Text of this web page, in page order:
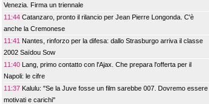
Venezia. Firma un triennale
11:44 Catanzaro, pronto il rilancio per Jean Pierre Longonda. C'è
anche la Cremonese
11:41 Nantes, rinforzo per la difesa: dallo Strasburgo arriva il classe
2002 Saïdou Sow
11:40 Lang, primo contatto con l'Ajax. Che prepara l'offerta per il
Napoli: le cifre
11:37 Kalulu: "Se la Juve fosse un film sarebbe 007. Dovremo essere
motivati e carichi"